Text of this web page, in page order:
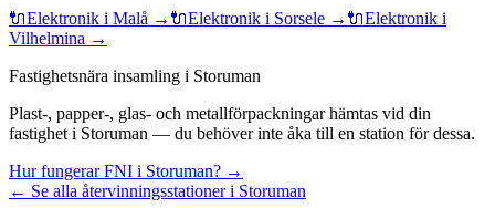
🔌Elektronik i Malå → 🔌Elektronik i Sorsele → 🔌Elektronik i
Vilhelmina →
Fastighetsnära insamling i Storuman
Plast-, papper-, glas- och metallförpackningar hämtas vid din
fastighet i Storuman — du behöver inte åka till en station för dessa.
Hur fungerar FNI i Storuman? →
← Se alla återvinningsstationer i Storuman